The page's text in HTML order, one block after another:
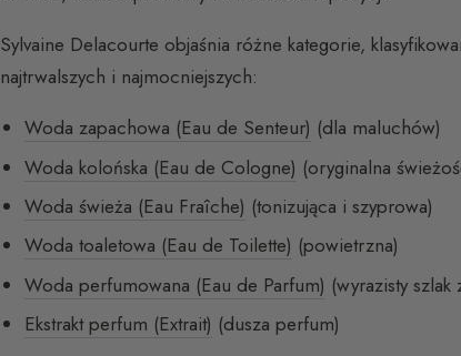
Sylvaine Delacourte objaśnia różne kategorie,
najtrwalszych i najmocniejszych:
Woda zapachowa (Eau de Senteur) (dla maluchów)
Woda kolońska (Eau de Cologne) (oryginalna
Woda świeża (Eau Fraîche) (tonizująca i szyprowa)
Woda toaletowa (Eau de Toilette) (powietrzna)
Woda perfumowana (Eau de Parfum) (wyrazisty szlak
Ekstrakt perfum (Extrait) (dusza perfum)